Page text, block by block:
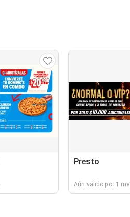
Presto
Aún válido por 1